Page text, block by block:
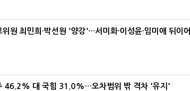
원 최민희·박선원 '양강'…서미화·이성윤·임미애 뒤이어
46.2% 대 국힘 31.0%…오차범위 밖 격차 '유지'